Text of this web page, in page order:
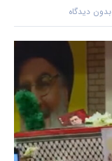
بدون دیدگاه